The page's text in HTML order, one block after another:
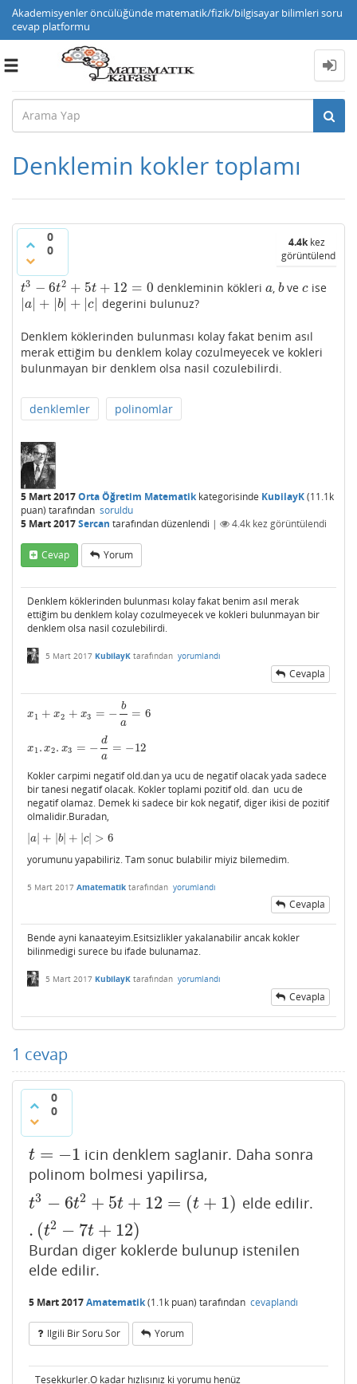
Akademisyenler öncülüğünde matematik/fizik/bilgisayar bilimleri soru
cevap platformu
Toggle
Denklemin kokler toplamı
0
0
4.4kkez
görüntülendi
t3 − 6t2 + 5t + 12 = 0
t3 −6t 2+5 +12= 0 denkleminin kökleri a
a, b
bvec
c ise
a + b| + |c
|a +| b| +|c | degerini bulunuz?
Denklem köklerinden bulunması kolay fakat benim asıl
merak ettiğim bu denklem kolay cozulmeyecek ve kokleri
bulunmayan bir denklem olsa nasil cozulebilirdi.
denklemler polinomlar
5 Mart 2017Orta Öğretim Matematikkategorisinde KubilayK(11.1k
puan) tarafından soruldu
5 Mart 2017Sercan tarafındandüzenlendi | 4.4k kez görüntülendi
Cevap Yorum
Denklem köklerinden bulunması kolay fakat benim asıl merak
ettiğim bu denklem kolay cozulmeyecek ve kokleri bulunmayan bir
denklem olsa nasil cozulebilirdi.
5 Mart 2017 KubilayK tarafından yorumlandı
Cevapla
x1 + x2 + x3 = −
b
a
= 6
x1 +x2 +x3 =− ba =6
x1 . x2. x3 = −
d
a
= −12
x1x2.x3=− da =−12
Kokler carpimi negatif old.dan ya ucu de negatif olacak yada sadece
bir tanesi negatif olacak. Kokler toplami pozitif old. dan ucu de
negatif olamaz. Demek ki sadece bir kok negatif, diger ikisi de pozitif
olmalidir.Buradan,
a + b| + |c| > 6
|a |+| b| +| |> 6
yorumunu yapabiliriz. Tam sonuc bulabilir miyiz bilemedim.
5 Mart 2017 Amatematik tarafından yorumlandı
Cevapla
Bende ayni kanaateyim.Esitsizlikler yakalanabilir ancak kokler
bilinmedigi surece bu ifade bulunamaz.
5 Mart 2017 KubilayK tarafından yorumlandı
Cevapla
1 cevap
0
0
t = −1
t=−1
icin denklem saglanir. Daha sonra
polinom bolmesi yapilirsa,
t3 − 6t2 + 5t + 12 = (t + 1)
. (t2 − 7t + 12)
t3 −6t 2+5 +12=( t+1).(t 2− 7t+ 12 elde edilir.
Burdan diger koklerde bulunup istenilen
elde edilir.
5 Mart 2017Amatematik(1.1k puan) tarafından cevaplandı
Ilgili Bir Soru Sor Yorum
Tesekkurler.O kadar hızlısınız ki yorumu henüz